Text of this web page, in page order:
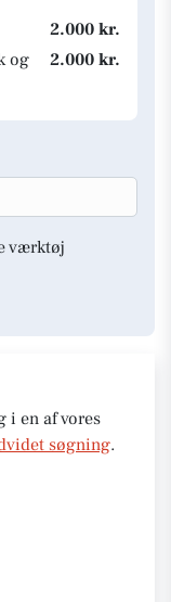
2.000 kr.
og
2.000 kr.
værktøj
i en af vores
søgning.